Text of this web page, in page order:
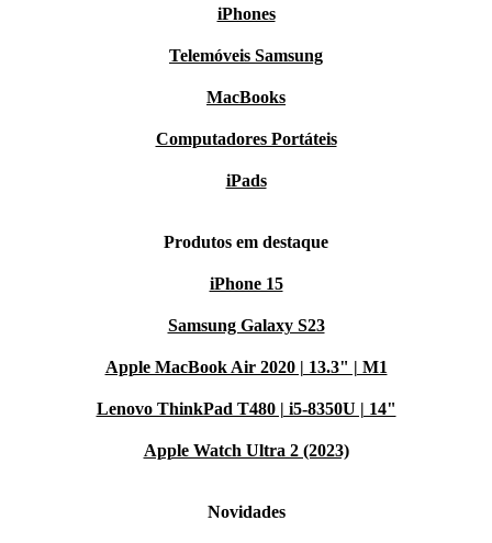
iPhones
Telemóveis Samsung
MacBooks
Computadores Portáteis
iPads
Produtos em destaque
iPhone 15
Samsung Galaxy S23
Apple MacBook Air 2020 | 13.3" | M1
Lenovo ThinkPad T480 | i5-8350U | 14"
Apple Watch Ultra 2 (2023)
Novidades